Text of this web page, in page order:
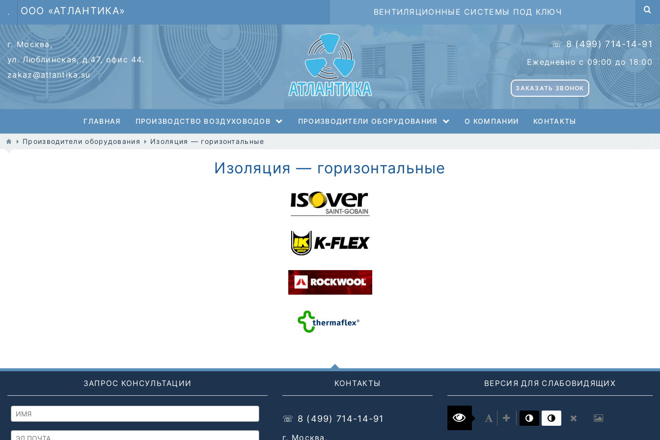
. ООО «АТЛАНТИКА» ВЕНТИЛЯЦИОННЫЕ СИСТЕМЫ ПОД КЛЮЧ
г. Москва,
ул. Люблинская, д.47, офис 44.
zakaz@atlantika.su
☏ 8 (499) 714-14-91
Ежедневно с 09:00 до 18:00
ЗАКАЗАТЬ ЗВОНОК
ГЛАВНАЯ ПРОИЗВОДСТВО ВОЗДУХОВОДОВ ПРОИЗВОДИТЕЛИ ОБОРУДОВАНИЯ О КОМПАНИИ КОНТАКТЫ
Производители оборудования Изоляция — горизонтальные
Изоляция — горизонтальные
ЗАПРОС КОНСУЛЬТАЦИИ КОНТАКТЫ
☏ 8 (499) 714-14-91
г. Москва,
ВЕРСИЯ ДЛЯ СЛАБОВИДЯЩИХ